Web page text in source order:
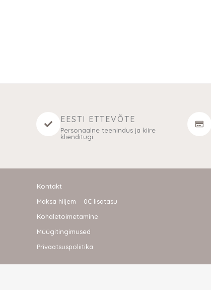
EESTI ETTEVÕTE
Personaalne teenindus ja kiire
klienditugi.
Kontakt
Maksa hiljem – 0€ lisatasu
Kohaletoimetamine
Müügitingimused
Privaatsuspoliitika